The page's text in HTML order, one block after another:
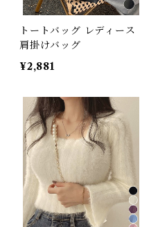
トートバッグ レディース
肩掛けバッグ
¥2,881